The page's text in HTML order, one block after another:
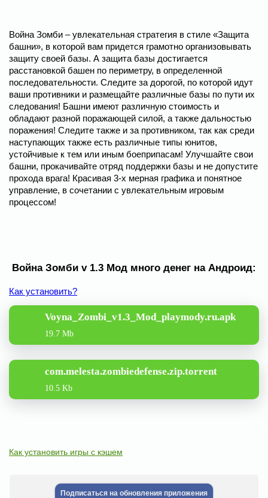
Война Зомби – увлекательная стратегия в стиле «Защита
башни», в которой вам придется грамотно организовывать
защиту своей базы. А защита базы достигается
расстановкой башен по периметру, в определенной
последовательности. Следите за дорогой, по которой идут
ваши противники и размещайте различные базы по пути их
следования! Башни имеют различную стоимость и
обладают разной поражающей силой, а также дальностью
поражения! Следите также и за противником, так как среди
наступающих также есть различные типы юнитов,
устойчивые к тем или иным боеприпасам! Улучшайте свои
башни, прокачивайте отряд поддержки базы и не допустите
прохода врага! Красивая 3-х мерная графика и понятное
управление, в сочетании с увлекательным игровым
процессом!
Война Зомби v 1.3 Мод много денег на Андроид:
Как установить?
Voyna_Zombi_v1.3_Mod_playmody.ru.apk
19.7 Mb
com.melesta.zombiedefense.zip.torrent
10.5 Kb
Как установить игры с кэшем
Подписаться на обновления приложения